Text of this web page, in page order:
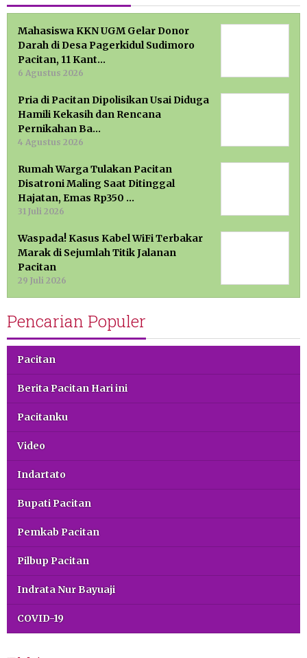
Mahasiswa KKN UGM Gelar Donor
Darah di Desa Pagerkidul Sudimoro
Pacitan, 11 Kant…
6 Agustus 2026
Pria di Pacitan Dipolisikan Usai Diduga
Hamili Kekasih dan Rencana
Pernikahan Ba…
4 Agustus 2026
Rumah Warga Tulakan Pacitan
Disatroni Maling Saat Ditinggal
Hajatan, Emas Rp350 …
31 Juli 2026
Waspada! Kasus Kabel WiFi Terbakar
Marak di Sejumlah Titik Jalanan
Pacitan
29 Juli 2026
Pencarian Populer
Pacitan
Berita Pacitan Hari ini
Pacitanku
Video
Indartato
Bupati Pacitan
Pemkab Pacitan
Pilbup Pacitan
Indrata Nur Bayuaji
COVID-19